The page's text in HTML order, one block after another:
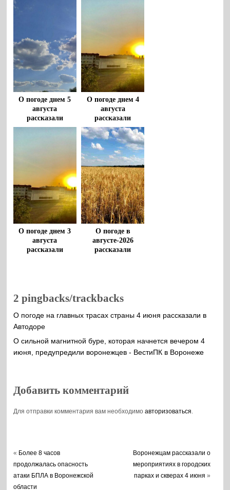
О погоде днем 5
августа
рассказали
воронежцам
О погоде днем 4
августа
рассказали
воронежцам
О погоде днем 3
августа
рассказали
О погоде в
августе-2026
рассказали
2 pingbacks/trackbacks
О погоде на главных трасах страны 4 июня рассказали в
Автодоре
О сильной магнитной буре, которая начнется вечером 4
июня, предупредили воронежцев - ВестиПК в Воронеже
Добавить комментарий
Для отправки комментария вам необходимоавторизоваться.
« Более 8 часов
продолжалась опасность
атаки БПЛА в Воронежской
области
Воронежцам рассказали о
мероприятиях в городских
парках и скверах 4 июня »